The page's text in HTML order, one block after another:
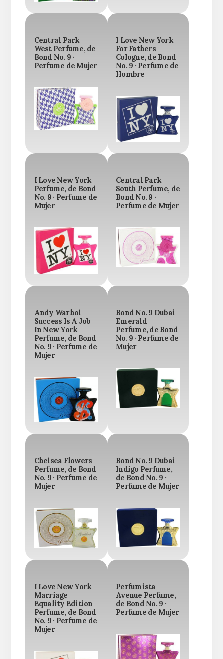
Central Park
West Perfume, de
Bond No. 9 ·
Perfume de Mujer
I Love New York
For Fathers
Cologne, de Bond
No. 9 · Perfume de
Hombre
I Love New York
Perfume, de Bond
No. 9 · Perfume de
Mujer
Central Park
South Perfume, de
Bond No. 9 ·
Perfume de Mujer
Andy Warhol
Success Is A Job
In New York
Perfume, de Bond
No. 9 · Perfume de
Mujer
Bond No. 9 Dubai
Emerald
Perfume, de Bond
No. 9 · Perfume de
Mujer
Chelsea Flowers
Perfume, de Bond
No. 9 · Perfume de
Mujer
Bond No. 9 Dubai
Indigo Perfume,
de Bond No. 9 ·
Perfume de Mujer
I Love New York
Marriage
Equality Edition
Perfume, de Bond
No. 9 · Perfume de
Mujer
Perfumista
Avenue Perfume,
de Bond No. 9 ·
Perfume de Mujer